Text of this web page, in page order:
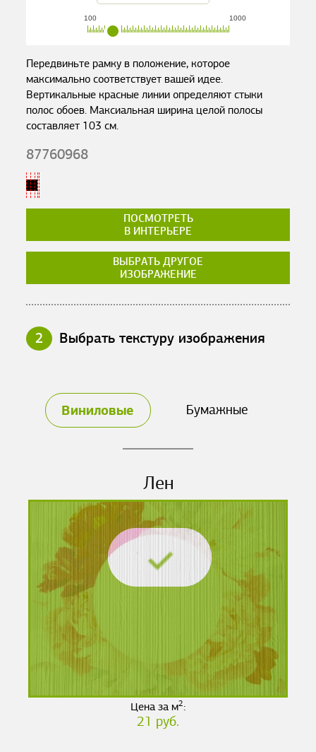
100 1000
Передвиньте рамку в положение, которое
максимально соответствует вашей идее.
Вертикальные красные линии определяют стыки
полос обоев. Максиальная ширина целой полосы
составляет 103 см.
87760968
ПОСМОТРЕТЬ
В ИНТЕРЬЕРЕ
ВЫБРАТЬ ДРУГОЕ
ИЗОБРАЖЕНИЕ
2 Выбрать текстуру изображения
Виниловые Бумажные
Лен
Цена за м2:
21 руб.